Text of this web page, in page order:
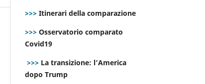
>>> Itinerari della comparazione
>>> Osservatorio comparato
Covid19
>>> La transizione: l’America
dopo Trump